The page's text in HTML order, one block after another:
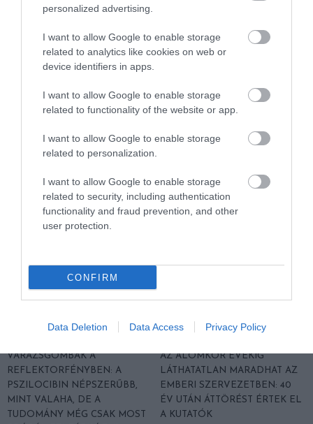
personalized advertising.
I want to allow Google to enable storage
related to analytics like cookies on web or
device identifiers in apps.
I want to allow Google to enable storage
related to functionality of the website or app.
I want to allow Google to enable storage
related to personalization.
I want to allow Google to enable storage
related to security, including authentication
functionality and fraud prevention, and other
user protection.
CONFIRM
Data Deletion Data Access Privacy Policy
VÉGE LEHET A
VÁRÓLISTÁKNAK? A
DISZNÓSZERVEK ÁTÍRHATJÁK
LEGKEGYETLENEBB
SZABÁLYÁT
2026-04-22
EGÉSZEN MÁS ARCOT MUTAT
VARÁZSGOMBÁK A
REFLEKTORFÉNYBEN: A
PSZILOCIBIN NÉPSZERŰBB,
MINT VALAHA, DE A
TUDOMÁNY MÉG CSAK MOST
AZ ÁLOMKÓR ÉVEKIG
LÁTHATATLAN MARADHAT AZ
EMBERI SZERVEZETBEN: 40
ÉV UTÁN ÁTTÖRÉST ÉRTEK EL
A KUTATÓK